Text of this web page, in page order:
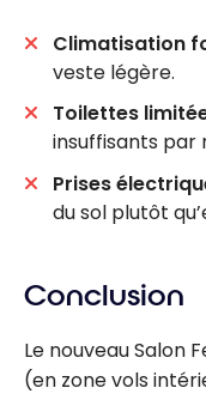
Climatisation
veste légère.
Toilettes
insuffisants par
Prises
du sol plutôt
Conclusion
Le nouveau Salon
(en zone vols